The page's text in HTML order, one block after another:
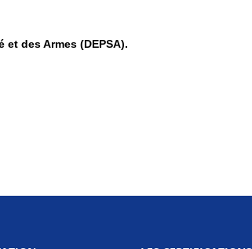
des Armes (DEPSA).